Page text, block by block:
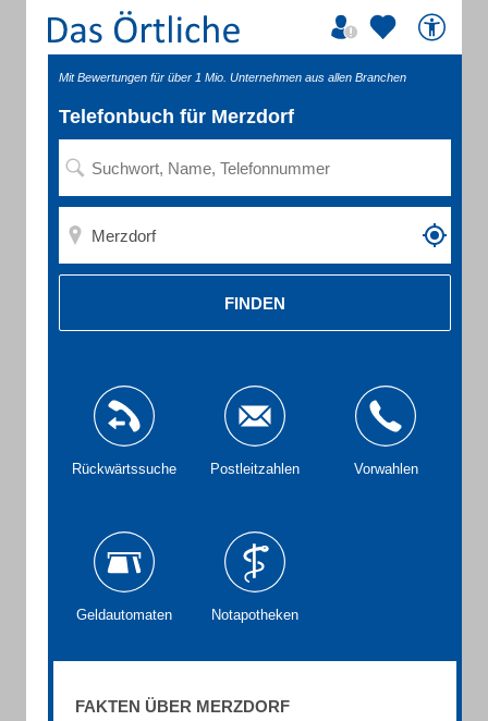
Mit Bewertungen für über 1 Mio. Unternehmen aus allen Branchen
Telefonbuch für Merzdorf
FINDEN
Rückwärtssuche Postleitzahlen Vorwahlen
Geldautomaten Notapotheken
FAKTEN ÜBER MERZDORF